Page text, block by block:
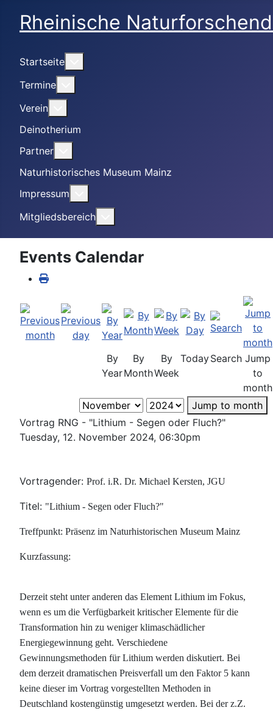
Rheinische
Startseite
Termine
Verein
Deinotherium
Partner
Naturhistorisches Museum Mainz
Impressum
Mitgliedsbereich
Events Calendar
By
Year
By
Month
By
Week
TodaySearch Jump
to
month
Jump to month
Vortrag RNG - "Lithium - Segen oder Fluch?"
Tuesday, 12. November 2024, 06:30pm
Vortragender: Prof. i.R. Dr. Michael Kersten, JGU
Titel: "Lithium - Segen oder Fluch?"
Treffpunkt: Präsenz im Naturhistorischen Museum Mainz
Kurzfassung:
Derzeit steht unter anderen das Element Lithium im Fokus,
wenn es um die Verfügbarkeit kritischer Elemente für die
Transformation hin zu weniger klimaschädlicher
Energiegewinnung geht. Verschiedene
Gewinnungsmethoden für Lithium werden diskutiert. Bei
dem derzeit dramatischen Preisverfall um den Faktor 5 kann
keine dieser im Vortrag vorgestellten Methoden in
Deutschland kostengünstig umgesetzt werden. Bei der z.Z.